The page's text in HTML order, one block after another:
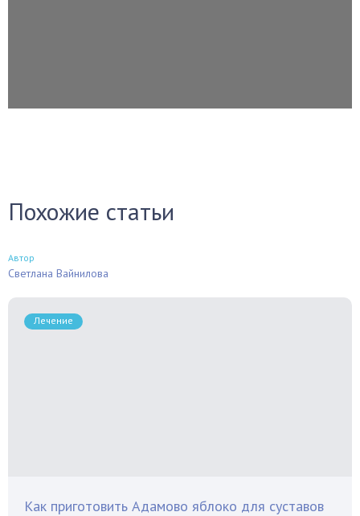
Похожие статьи
Автор
Светлана Вайнилова
Лечение
Как приготовить Адамово яблоко для суставов